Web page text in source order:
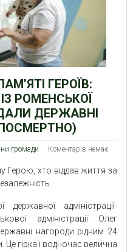
ГЕРОЇВ:
РОМЕНСЬКОЇ
ДЕРЖАВНІ
громади Коментарів немає
Герою, хто віддав життя за
адміністрації-
адміністрації Олег
нагороди рідним 24
Це гірка і водночас велична